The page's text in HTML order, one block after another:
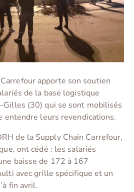
apporte son soutien
de la base logistique
Gilles (30) qui se sont mobilisés
entendre leurs revendications.
de la Supply Chain Carrefour,
ont cédé : les salariés
baisse de 172 à 167
avec grille spécifique et un
fin avril.